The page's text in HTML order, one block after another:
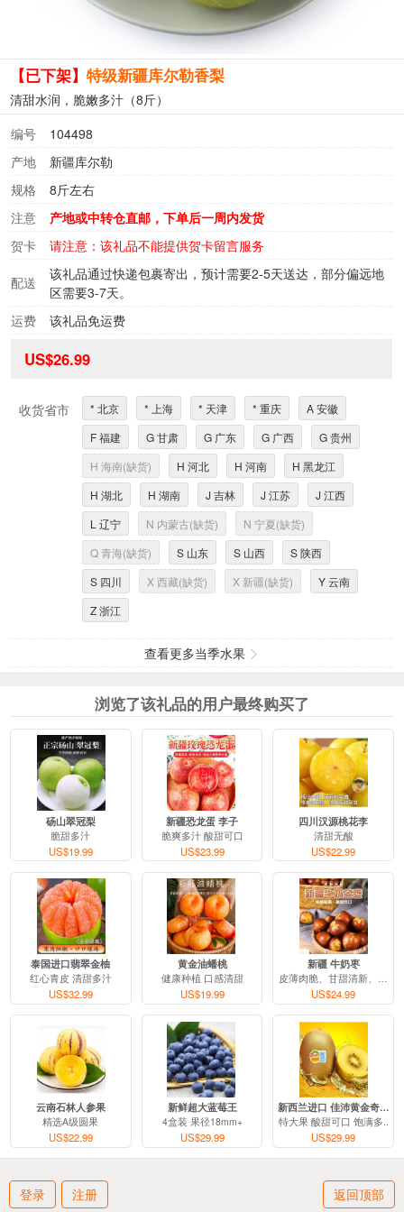
【已下架】特级新疆库尔勒香梨
清甜水润，脆嫩多汁（8斤）
编号
104498
产地
新疆库尔勒
规格
8斤左右
注意
产地或中转仓直邮，下单后一周内发货
贺卡
请注意：该礼品不能提供贺卡留言服务
配送
该礼品通过快递包裹寄出，预计需要2-5天送达，部分偏远地
区需要3-7天。
运费
该礼品免运费
US$26.99
收货省市 * 北京 * 上海 * 天津 * 重庆
A 安徽
F 福建
G 甘肃 G 广东 G 广西
G 贵州
H 海南(缺货)
H 河北 H 河南
H 黑龙江
H 湖北
H 湖南 J 吉林 J 江苏
J 江西
L 辽宁
N 内蒙古(缺货)
N 宁夏(缺货)
Q 青海(缺货)
S 山东 S 山西
S 陕西
S 四川
X 西藏(缺货) X 新疆(缺货)
Y 云南
Z 浙江
查看更多当季水果
浏览了该礼品的用户最终购买了
砀山翠冠梨
脆甜多汁
US$19.99
新疆恐龙蛋 李子
脆爽多汁 酸甜可口
US$23.99
四川汉源桃花李
清甜无酸
US$22.99
泰国进口翡翠金柚
红心青皮 清甜多汁
US$32.99
黄金油蟠桃
健康种植 口感清甜
US$19.99
新疆 牛奶枣
皮薄肉脆、甘甜清新、细腻..
US$24.99
云南石林人参果
精选A级圆果
US$22.99
新鲜超大蓝莓王
4盒装 果径18mm+
US$29.99
新西兰进口 佳沛黄金奇异..
特大果 酸甜可口 饱满多..
US$29.99
登录 注册 返回顶部